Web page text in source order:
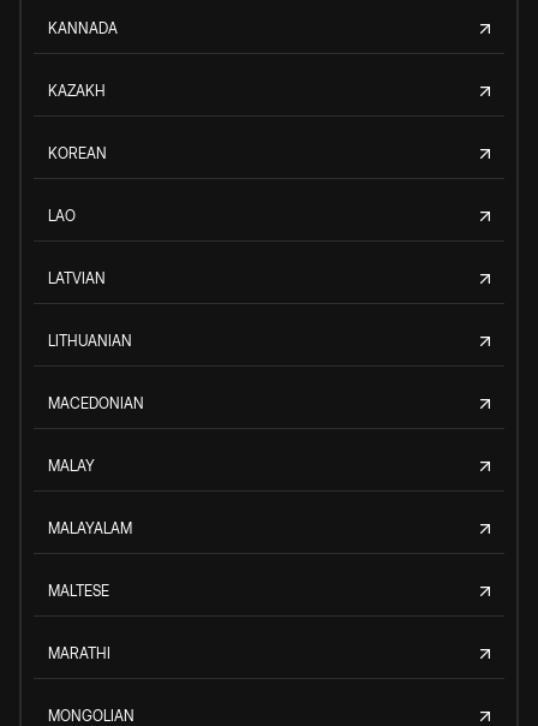
KANNADA
KAZAKH
KOREAN
LAO
LATVIAN
LITHUANIAN
MACEDONIAN
MALAY
MALAYALAM
MALTESE
MARATHI
MONGOLIAN